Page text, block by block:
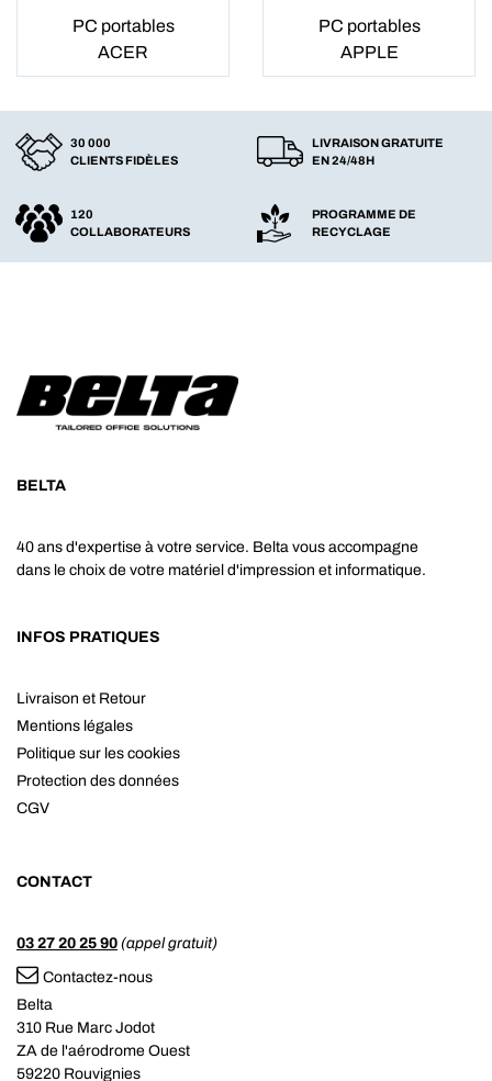
PC portables
ACER
PC portables
APPLE
30 000
CLIENTS FIDÈLES
LIVRAISON GRATUITE
EN 24/48H
120
COLLABORATEURS
PROGRAMME DE
RECYCLAGE
BELTA
40 ans d'expertise à votre service. Belta vous accompagne
dans le choix de votre matériel d'impression et informatique.
INFOS PRATIQUES
Livraison et Retour
Mentions légales
Politique sur les cookies
Protection des données
CGV
CONTACT
03 27 20 25 90 (appel gratuit)
Contactez-nous
Belta
310 Rue Marc Jodot
ZA de l'aérodrome Ouest
59220 Rouvignies